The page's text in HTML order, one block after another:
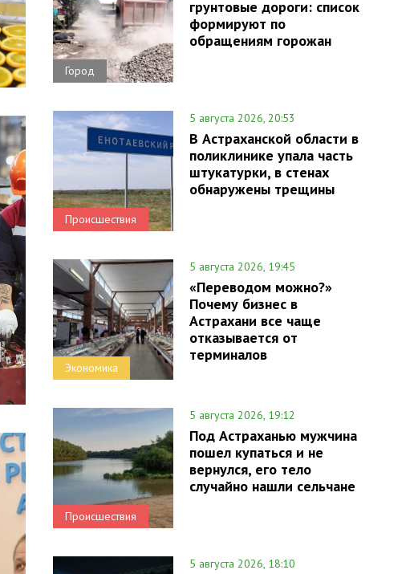
Город
грунтовые дороги: список
формируют по
обращениям горожан
Происшествия
5 августа 2026, 20:53
В Астраханской области в
поликлинике упала часть
штукатурки, в стенах
обнаружены трещины
Экономика
5 августа 2026, 19:45
«Переводом можно?»
Почему бизнес в
Астрахани все чаще
отказывается от
терминалов
Происшествия
5 августа 2026, 19:12
Под Астраханью мужчина
пошел купаться и не
вернулся, его тело
случайно нашли сельчане
5 августа 2026, 18:10